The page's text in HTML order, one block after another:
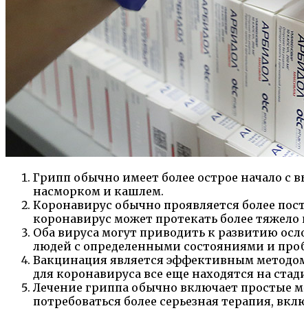
Грипп обычно имеет более острое начало
насморком и кашлем.
Коронавирус обычно проявляется более
коронавирус может протекать более
Оба вируса могут приводить к развитию
людей с определенными состояниями и
Вакцинация является эффективным
для коронавируса все еще находятся на
Лечение гриппа обычно включает простые
потребоваться более серьезная терапия,